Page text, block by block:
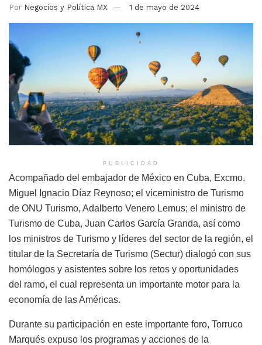
Por Negocios y Política MX 1 de mayo de 2024
PUBLICIDAD
Acompañado del embajador de México en Cuba, Excmo.
Miguel Ignacio Díaz Reynoso; el viceministro de Turismo
de ONU Turismo, Adalberto Venero Lemus; el ministro de
Turismo de Cuba, Juan Carlos García Granda, así como
los ministros de Turismo y líderes del sector de la región, el
titular de la Secretaría de Turismo (Sectur) dialogó con sus
homólogos y asistentes sobre los retos y oportunidades
del ramo, el cual representa un importante motor para la
economía de las Américas.
Durante su participación en este importante foro, Torruco
Marqués expuso los programas y acciones de la